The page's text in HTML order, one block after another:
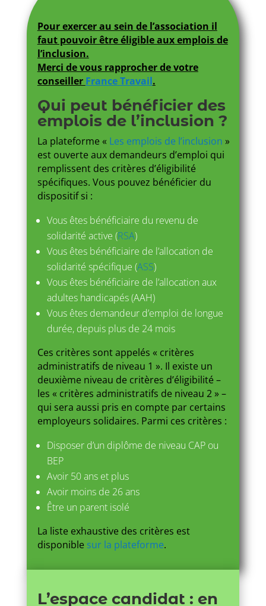
Pour exercer au sein de l’association il
faut pouvoir être éligible aux emplois de
l’inclusion.
Merci de vous rapprocher de votre
conseiller France Travail.
Qui peut bénéficier des
emplois de l’inclusion ?
La plateforme « Les emplois de l’inclusion »
est ouverte aux demandeurs d’emploi qui
remplissent des critères d’éligibilité
spécifiques. Vous pouvez bénéficier du
dispositif si :
Vous êtes bénéficiaire du revenu de
solidarité active (RSA)
Vous êtes bénéficiaire de l’allocation de
solidarité spécifique (ASS)
Vous êtes bénéficiaire de l’allocation aux
adultes handicapés (AAH)
Vous êtes demandeur d’emploi de longue
durée, depuis plus de 24 mois
Ces critères sont appelés « critères
administratifs de niveau 1 ». Il existe un
deuxième niveau de critères d’éligibilité –
les « critères administratifs de niveau 2 » –
qui sera aussi pris en compte par certains
employeurs solidaires. Parmi ces critères :
Disposer d’un diplôme de niveau CAP ou
BEP
Avoir 50 ans et plus
Avoir moins de 26 ans
Être un parent isolé
La liste exhaustive des critères est
disponible sur la plateforme.
L’espace candidat : en